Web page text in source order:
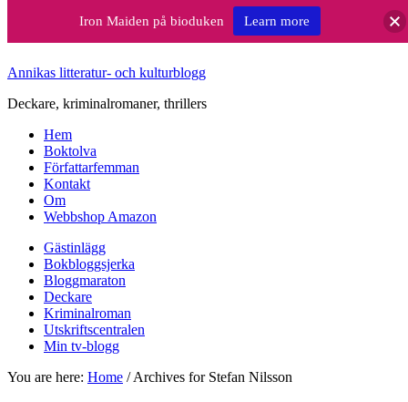
Annikas litteratur- och kulturblogg
Deckare, kriminalromaner, thrillers
Hem
Boktolva
Författarfemman
Kontakt
Om
Webbshop Amazon
Gästinlägg
Bokbloggsjerka
Bloggmaraton
Deckare
Kriminalroman
Utskriftscentralen
Min tv-blogg
You are here: Home /Archives for Stefan Nilsson
Iron Maiden på bioduken Learn more